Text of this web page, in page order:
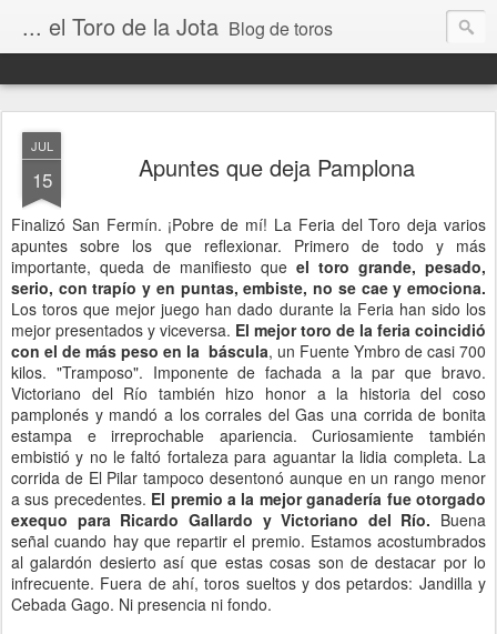
... el Toro de la Jota Blog de toros
JUL
15 Apuntes que deja Pamplona
Finalizó San Fermín. ¡Pobre de mí! La Feria del Toro deja varios
apuntes sobre los que reflexionar. Primero de todo y más
importante, queda de manifiesto que el toro grande, pesado,
serio, con trapío y en puntas, embiste, no se cae y emociona.
Los toros que mejor juego han dado durante la Feria han sido los
mejor presentados y viceversa. El mejor toro de la feria coincidió
con el de más peso en la báscula, un Fuente Ymbro de casi 700
kilos. "Tramposo". Imponente de fachada a la par que bravo.
Victoriano del Río también hizo honor a la historia del coso
pamplonés y mandó a los corrales del Gas una corrida de bonita
estampa e irreprochable apariencia. Curiosamiente también
embistió y no le faltó fortaleza para aguantar la lidia completa. La
corrida de El Pilar tampoco desentonó aunque en un rango menor
a sus precedentes. El premio a la mejor ganadería fue otorgado
exequo para Ricardo Gallardo y Victoriano del Río. Buena
señal cuando hay que repartir el premio. Estamos acostumbrados
al galardón desierto así que estas cosas son de destacar por lo
infrecuente. Fuera de ahí, toros sueltos y dos petardos: Jandilla y
Cebada Gago. Ni presencia ni fondo.